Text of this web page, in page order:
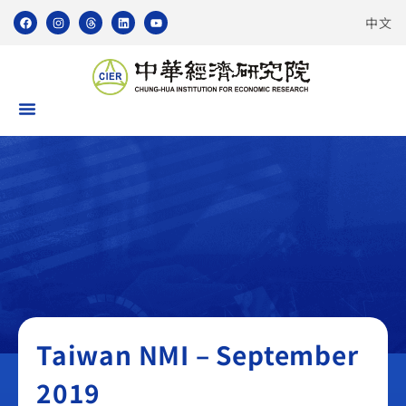
中文
Taiwan NMI
Taiwan NMI – September
2019